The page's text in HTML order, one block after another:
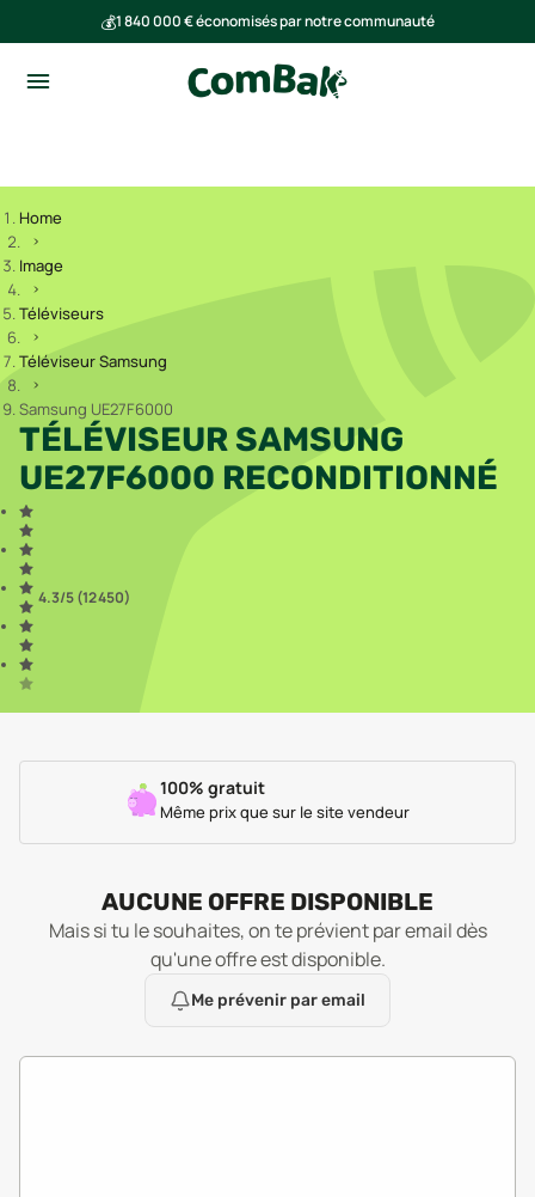
💰1 840 000 € économisés par notre communauté
Home
Image
Téléviseurs
Téléviseur Samsung
Samsung UE27F6000
TÉLÉVISEUR SAMSUNG
UE27F6000 RECONDITIONNÉ
4.3/5 (12 450)
100% gratuit
Même prix que sur le site vendeur
AUCUNE OFFRE DISPONIBLE
Mais si tu le souhaites, on te prévient par email dès
qu'une offre est disponible.
Me prévenir par email